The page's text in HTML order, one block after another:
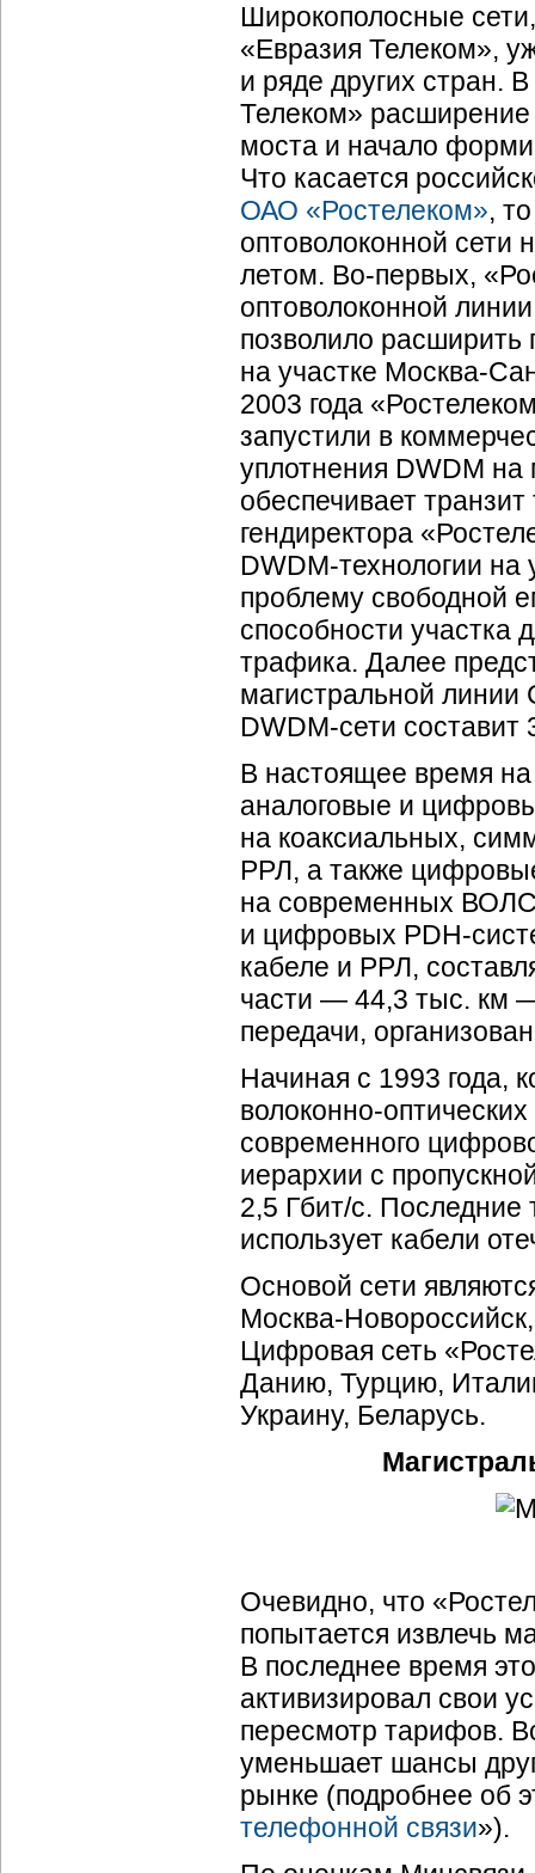
Широкополосные
«Евразия Телеком»,
и ряде других стран.
Телеком» расширение
моста и начало
Что касается
ОАО «Ростелеком»,
оптоволоконной
летом. Во-первых,
оптоволоконной
позволило расширить
на участке Москва-
2003 года
запустили в
уплотнения DWDM
обеспечивает
гендиректора
DWDM-технологии на
проблему свободной
способности участка
трафика. Далее
магистральной линии
DWDM-сети составит
В настоящее время
аналоговые и
на коаксиальных,
РРЛ, а также
на современных
и цифровых PDH-
кабеле и РРЛ,
части — 44,3 тыс. км
передачи,
Начиная с 1993 года,
волоконно-оптических
современного
иерархии с
2,5 Гбит/c. Последние
использует кабели
Основой сети
Москва-Новороссийск
Цифровая сеть
Данию, Турцию,
Украину, Беларусь.
Очевидно, что
попытается извлечь
В последнее время
активизировал свои
пересмотр тарифов.
уменьшает шансы
рынке (подробнее об
телефонной связи»).